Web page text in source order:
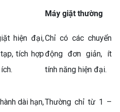
Máy giặt thường
hiện đại,
tích hợp
Chỉ có các chuyển
động đơn giản, ít
tính năng hiện đại.
dài hạn,Thường chỉ từ 1 –